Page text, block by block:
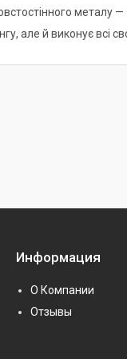
металу
але й виконує всі
Информация
О Компании
Отзывы